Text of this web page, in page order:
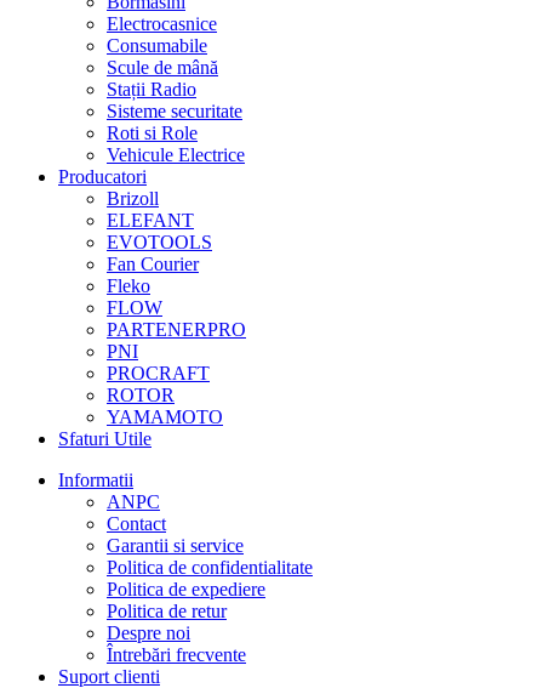
Electrocasnice
Consumabile
Scule de mână
Stații Radio
Sisteme securitate
Roti si Role
Vehicule Electrice
Producatori
Brizoll
ELEFANT
EVOTOOLS
Fan Courier
Fleko
FLOW
PARTENERPRO
PNI
PROCRAFT
ROTOR
YAMAMOTO
Sfaturi Utile
Informatii
ANPC
Contact
Garantii si service
Politica de confidentialitate
Politica de expediere
Politica de retur
Despre noi
Întrebări frecvente
Suport clienti